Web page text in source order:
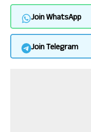
Join WhatsApp
Join Telegram